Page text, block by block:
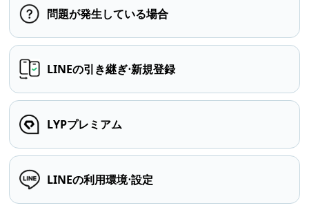
問題が発生している場合
LINEの引き継ぎ⋅新規登録
LYPプレミアム
LINEの利用環境⋅設定